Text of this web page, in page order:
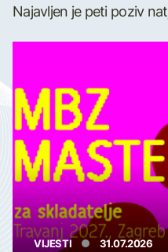
Najavljen je peti poziv
VIJESTI 31.07.2026